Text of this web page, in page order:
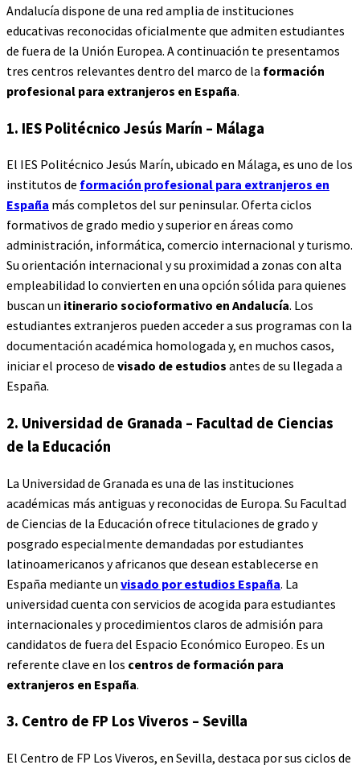
Andalucía dispone de una red amplia de instituciones
educativas reconocidas oficialmente que admiten estudiantes
de fuera de la Unión Europea. A continuación te presentamos
tres centros relevantes dentro del marco de la formación
profesional para extranjeros en España.
1. IES Politécnico Jesús Marín – Málaga
El IES Politécnico Jesús Marín, ubicado en Málaga, es uno de los
institutos de formación profesional para extranjeros en
España más completos del sur peninsular. Oferta ciclos
formativos de grado medio y superior en áreas como
administración, informática, comercio internacional y turismo.
Su orientación internacional y su proximidad a zonas con alta
empleabilidad lo convierten en una opción sólida para quienes
buscan un itinerario socioformativo en Andalucía. Los
estudiantes extranjeros pueden acceder a sus programas con la
documentación académica homologada y, en muchos casos,
iniciar el proceso de visado de estudios antes de su llegada a
España.
2. Universidad de Granada – Facultad de Ciencias
de la Educación
La Universidad de Granada es una de las instituciones
académicas más antiguas y reconocidas de Europa. Su Facultad
de Ciencias de la Educación ofrece titulaciones de grado y
posgrado especialmente demandadas por estudiantes
latinoamericanos y africanos que desean establecerse en
España mediante un visado por estudios España. La
universidad cuenta con servicios de acogida para estudiantes
internacionales y procedimientos claros de admisión para
candidatos de fuera del Espacio Económico Europeo. Es un
referente clave en los centros de formación para
extranjeros en España.
3. Centro de FP Los Viveros – Sevilla
El Centro de FP Los Viveros, en Sevilla, destaca por sus ciclos de